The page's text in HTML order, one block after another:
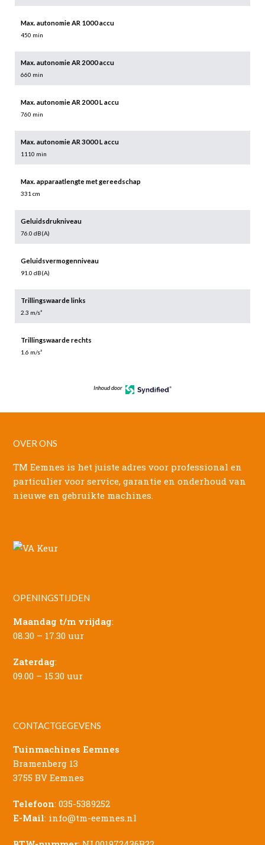
Max. autonomie AR 1000 accu
450 min
Max. autonomie AR 2000 accu
660 min
Max. autonomie AR 2000 L accu
760 min
Max. autonomie AR 3000 L accu
1110 min
Max. apparaatlengte met gereedschap
331 cm
Geluidsdrukniveau
76.0 dB(A)
Geluidsvermogenniveau
91.0 dB(A)
Trillingswaarde links
2.3 m/s²
Trillingswaarde rechts
1.6 m/s²
Inhoud door
OVER ONS
TM Eemnes is het juiste adres voor professional en
particulier voor service, garantie en onderhoud van
nieuwe en gebruikte machines.
OPENINGSTIJDEN
Maandag t/m vrijdag:
08.30 – 17.30 uur
Zaterdag:
09.00 – 15.30 uur
CONTACTGEGEVENS
Tuinmachines Eemnes
Bramenberg 13
3755 BV Eemnes
Telefoon:035-5389252
E-Mail: info@tm-eemnes.nl